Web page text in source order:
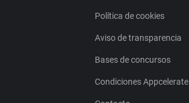
Política de cookies
Aviso de transparencia
Bases de concursos
Condiciones Appcelerate